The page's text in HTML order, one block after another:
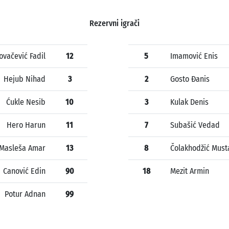
Rezervni igrači
Fadil 12
Hejub Nihad 3
Ćukle Nesib 10
Hero Harun 11
Masleša Amar 13
Canović Edin 90
Potur Adnan 99
5 Imamović Enis
2 Gosto Đanis
3 Kulak Denis
7 Subašić Vedad
8 Čolakhodžić
18 Mezit Armin